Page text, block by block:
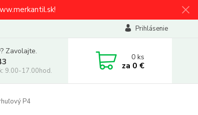
Prihlásenie
Zavolajte.
9.00-17.00hod.
0ks
za 0 €
P4